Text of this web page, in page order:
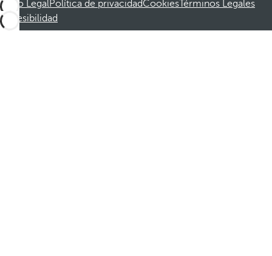
Aviso LegalPolítica de privacidadCookiesTérminos Legales
Accesibilidad